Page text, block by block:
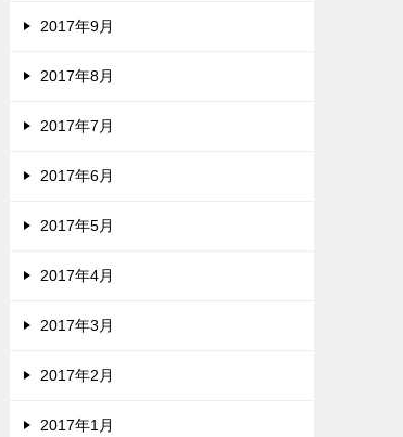
2017年9月
2017年8月
2017年7月
2017年6月
2017年5月
2017年4月
2017年3月
2017年2月
2017年1月